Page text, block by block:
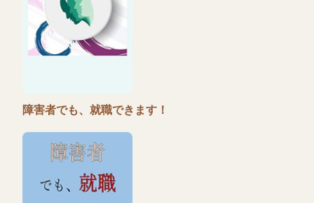
障害者でも、就職できます！